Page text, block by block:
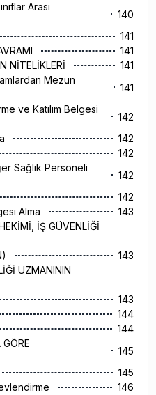
Arası
140
141
141
NİTELİKLERİ
141
Mezun
141
ve Katılım Belgesi
142
142
142
Sağlık Personeli
142
142
Alma
143
İŞ GÜVENLİĞİ
143
UZMANININ
143
144
144
145
145
146